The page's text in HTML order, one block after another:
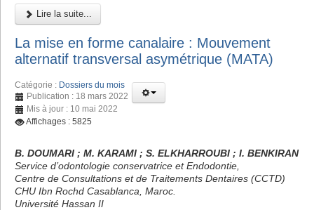
Lire la suite...
La mise en forme canalaire : Mouvement
alternatif transversal asymétrique (MATA)
Catégorie : Dossiers du mois
Publication : 18 mars 2022
Mis à jour : 10 mai 2022
Affichages : 5825
B. DOUMARI ; M. KARAMI ; S. ELKHARROUBI ; I. BENKIRAN
Service d’odontologie conservatrice et Endodontie,
Centre de Consultations et de Traitements Dentaires (CCTD)
CHU Ibn Rochd Casablanca, Maroc.
Université Hassan II